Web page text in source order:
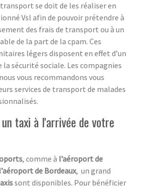
se doit de les réaliser en
Vsl afin de pouvoir prétendre à
des frais de transport ou à un
de la part de la cpam. Ces
légers disposent en effet d’un
sécurité sociale. Les compagnies
vous recommandons vous
services de transport de malades
taxi à l'arrivée de votre
, comme à l’aéroport de
de Bordeaux, un grand
sont disponibles. Pour bénéficier